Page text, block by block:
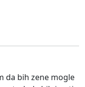
da bih zene mogle